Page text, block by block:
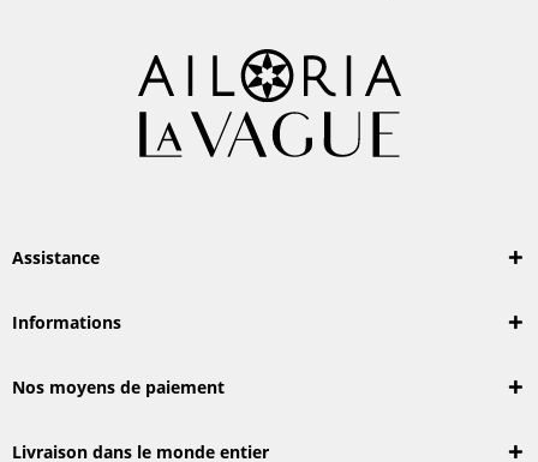
Assistance
Informations
Nos moyens de paiement
Livraison dans le monde entier